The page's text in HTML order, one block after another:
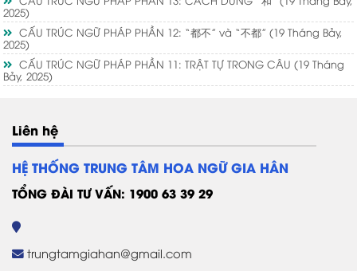
2025)
CẤU TRÚC NGỮ PHÁP PHẦN 12: “都不” và “不都”(19 Tháng Bảy,
2025)
CẤU TRÚC NGỮ PHÁP PHẦN 11: TRẬT TỰ TRONG CÂU(19 Tháng
Bảy, 2025)
Liên hệ
HỆ THỐNG TRUNG TÂM HOA NGỮ GIA HÂN
TỔNG ĐÀI TƯ VẤN: 1900 63 39 29
trungtamgiahan@gmail.com